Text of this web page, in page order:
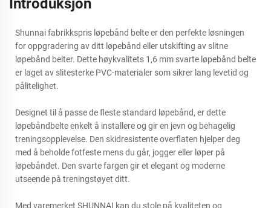
Introduksjon
Shunnai fabrikkspris løpebånd belte er den perfekte løsningen
for oppgradering av ditt løpebånd eller utskifting av slitne
løpebånd belter. Dette høykvalitets 1,6 mm svarte løpebånd belte
er laget av slitesterke PVC-materialer som sikrer lang levetid og
pålitelighet.
Designet til å passe de fleste standard løpebånd, er dette
løpebåndbelte enkelt å installere og gir en jevn og behagelig
treningsopplevelse. Den skidresistente overflaten hjelper deg
med å beholde fotfeste mens du går, jogger eller løper på
løpebåndet. Den svarte fargen gir et elegant og moderne
utseende på treningstøyet ditt.
Med varemerket SHUNNAI kan du stole på kvaliteten og